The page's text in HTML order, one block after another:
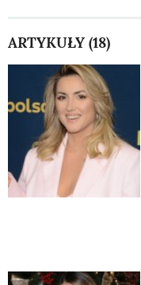
ARTYKUŁY (18)